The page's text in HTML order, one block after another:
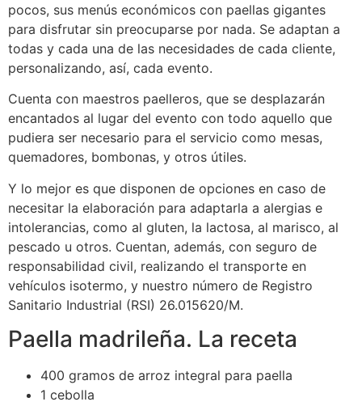
pocos, sus menús económicos con paellas gigantes
para disfrutar sin preocuparse por nada. Se adaptan a
todas y cada una de las necesidades de cada cliente,
personalizando, así, cada evento.
Cuenta con maestros paelleros, que se desplazarán
encantados al lugar del evento con todo aquello que
pudiera ser necesario para el servicio como mesas,
quemadores, bombonas, y otros útiles.
Y lo mejor es que disponen de opciones en caso de
necesitar la elaboración para adaptarla a alergias e
intolerancias, como al gluten, la lactosa, al marisco, al
pescado u otros. Cuentan, además, con seguro de
responsabilidad civil, realizando el transporte en
vehículos isotermo, y nuestro número de Registro
Sanitario Industrial (RSI) 26.015620/M.
Paella madrileña. La receta
400 gramos de arroz integral para paella
1 cebolla